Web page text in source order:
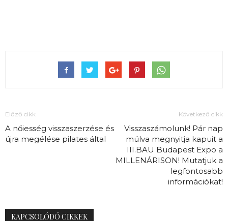
Előző cikk
A nőiesség visszaszerzése és
újra megélése pilates által
Következő cikk
Visszaszámolunk! Pár nap
múlva megnyitja kapuit a
III.BAU Budapest Expo a
MILLENÁRISON! Mutatjuk a
legfontosabb
információkat!
KAPCSOLÓDÓ CIKKEK